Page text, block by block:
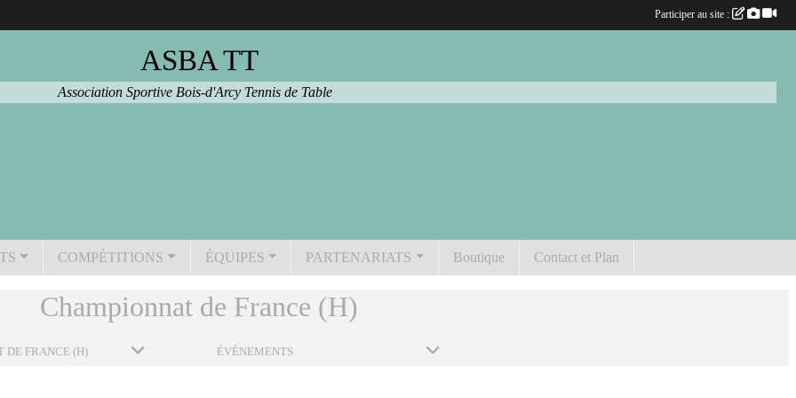
ASBA TT
Association Sportive Bois-d'Arcy Tennis de Table
COMPÉTITIONS ÉQUIPES PARTENARIATS Boutique Contact et Plan
Championnat de France (H)
DE FRANCE (H) ÉVÈNEMENTS
Participer au site :